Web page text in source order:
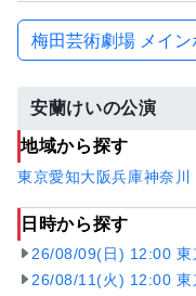
梅田芸術劇場 メイ
安蘭けいの公演
地域から探す
東京愛知大阪兵庫神奈川
日時から探す
26/08/09(日) 12:00 東
26/08/11(火) 12:00 東